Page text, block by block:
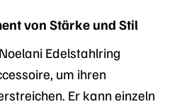
von Stärke und Stil
Edelstahlring
um ihren
Er kann einzeln